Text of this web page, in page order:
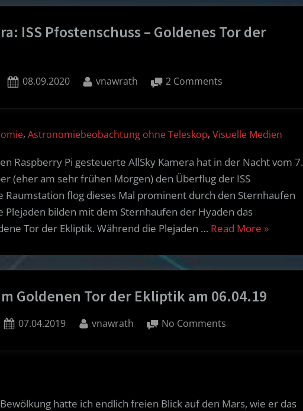
der
Eklipik
lassen?
Hyaden
durch
Tor
Eklipik
lassen?”
ISS Pfostenschuss – Goldenes Tor der
Posted
08.09.2020 By
vnawrath 2 Commentson
–
Goldenes
Tor
der
Ekliptik
,Astronomiebeobachtung ohne Teleskop,Visuelle Medien
Raspberry Pi gesteuerte AllSky Kamera hat in der Nacht vom 7.
(eher am sehr frühen Morgen) den Überflug der ISS
Raumstation flog dieses Mal prominent durch den Sternhaufen
Plejaden bilden mit dem Sternhaufen der Hyaden das
Tor der Ekliptik. Während die Plejaden … Read More “AllSky
–
»
Goldenen Tor der Ekliptik am 06.04.19
Posted
07.04.2019 By
vnawrath No Comments
der
hatte ich endlich freien Blick auf den Mars, wie er das